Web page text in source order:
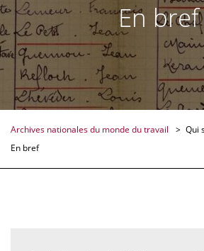
En bref
Archives nationales du monde du travail
Qui
En bref